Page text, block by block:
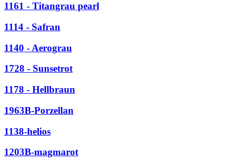
1161 - Titangrau pearl
1114 - Safran
1140 - Aerograu
1728 - Sunsetrot
1178 - Hellbraun
1963B-Porzellan
1138-helios
1203B-magmarot